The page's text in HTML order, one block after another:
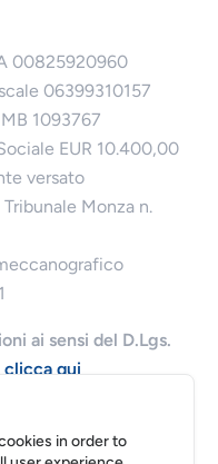
00825920960
06399310157
1093767
EUR 10.400,00
versato
Monza n.
ai sensi del D.Lgs.
clicca qui
in order to